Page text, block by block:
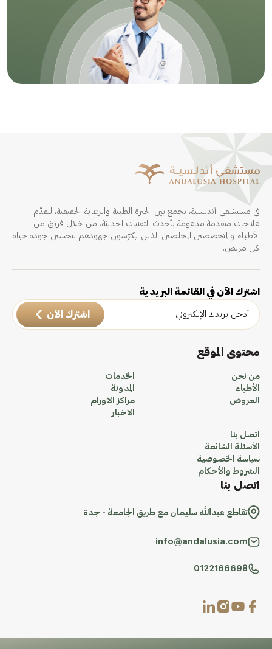
في مستشفى أندلسية، نجمع بين الخبرة الطبية والرعاية الحقيقية، لنقدّم
علاجات متقدمة مدعومة بأحدث التقنيات الحديثة، من خلال فريق من
الأطباء والمتخصصين المخلصين الذين يكرّسون جهودهم لتحسين جودة حياة
كل مريض.
اشترك الآن في القائمة البريدية
اشترك الآن
محتوى الموقع
من نحن
الأطباء
العروض
الخدمات
المدونة
مراكز الاورام
الاخبار
اتصل بنا
الأسئلة الشائعة
سياسة الخصوصية
الشروط والأحكام
اتصل بنا
تقاطع عبدالله سليمان مع طريق الجامعة - جدة
info@andalusia.com
0122166698